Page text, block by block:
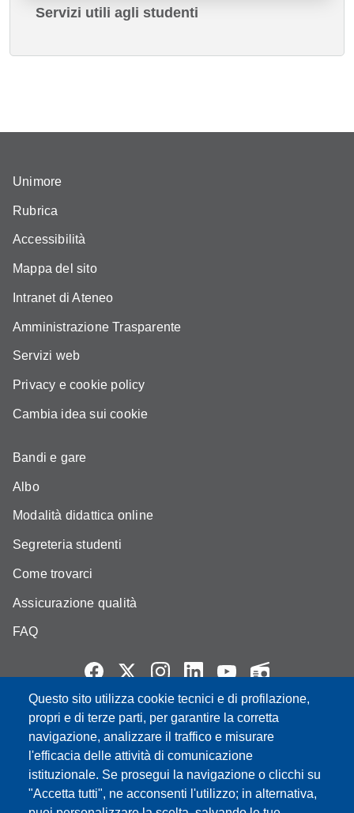
Servizi utili agli studenti
Questo sito utilizza cookie tecnici e di profilazione,
propri e di terze parti, per garantire la corretta
navigazione, analizzare il traffico e misurare
l'efficacia delle attività di comunicazione
istituzionale. Se prosegui la navigazione o clicchi su
"Accetta tutti", ne acconsenti l'utilizzo; in alternativa,
Unimore
Rubrica
Accessibilità
Mappa del sito
Intranet di Ateneo
Amministrazione Trasparente
Servizi web
Privacy e cookie policy
Cambia idea sui cookie
Bandi e gare
Albo
Modalità didattica online
Segreteria studenti
Come trovarci
Assicurazione qualità
FAQ
Partita IVA: 00427620364
e-mail: urp@unimore.it
PEC: primo contatto: urp@pec.unimore.it
Indirizzo ReGIndE per notifica Atti Processuali:
direzionelegale@pec.unimore.it